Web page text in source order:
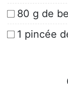
80 g de
1 pincée